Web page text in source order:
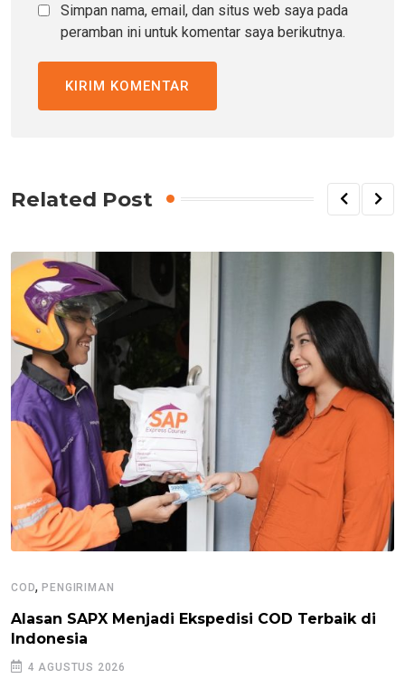
Simpan nama, email, dan situs web saya pada
peramban ini untuk komentar saya berikutnya.
Related Post
COD,PENGIRIMAN
Alasan SAPX Menjadi Ekspedisi COD Terbaik di
Indonesia
4 AGUSTUS 2026